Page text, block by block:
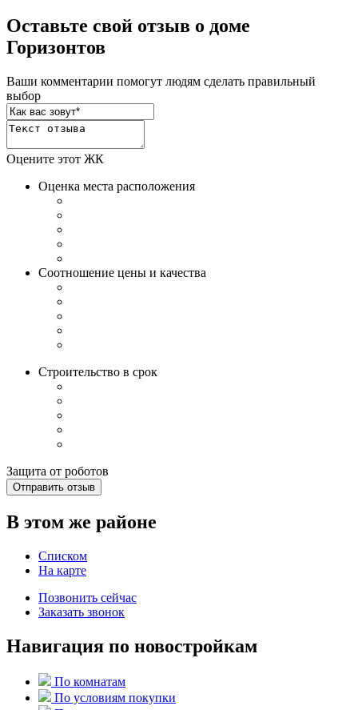
Оставьте свой отзыв о доме
Горизонтов
Ваши комментарии помогут людям сделать правильный
выбор
Оцените этот ЖК
Оценка места расположения
Соотношение цены и качества
Строительство в срок
Защита от роботов
Отправить отзыв
В этом же районе
Списком
На карте
Позвонить сейчас
Заказать звонок
Навигация по новостройкам
По комнатам
По условиям покупки